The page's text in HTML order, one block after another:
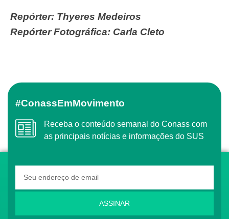
Repórter: Thyeres Medeiros
Repórter Fotográfica: Carla Cleto
#ConassEmMovimento
Receba o conteúdo semanal do Conass com
as principais notícias e informações do SUS
ASSINAR